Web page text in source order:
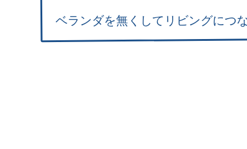
ベランダを無くしてリビングにつ